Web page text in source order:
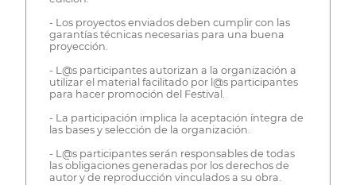
- Los proyectos enviados deben cumplir con las
garantías técnicas necesarias para una buena
proyección.
- L@s participantes autorizan a la organización a
utilizar el material facilitado por l@s participantes
para hacer promoción del Festival.
- La participación implica la aceptación íntegra de
las bases y selección de la organización.
- L@s participantes serán responsables de todas
las obligaciones generadas por los derechos de
autor y de reproducción vinculados a su obra.